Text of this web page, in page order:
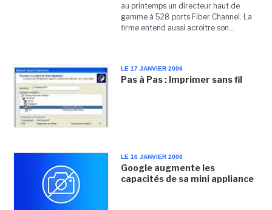
au printemps un directeur haut de
gamme à 528 ports Fiber Channel. La
firme entend aussi acroitre son...
LE 17 JANVIER 2006
Pas à Pas : Imprimer sans fil
LE 16 JANVIER 2006
Google augmente les
capacités de sa mini appliance